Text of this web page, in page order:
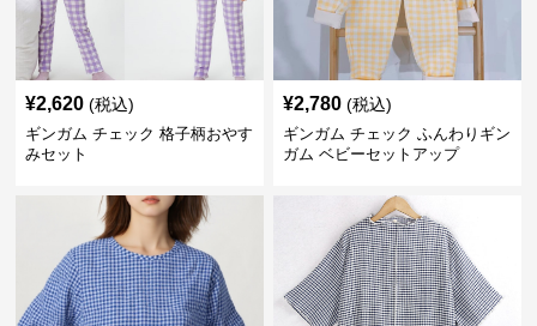
¥2,620 (税込)
ギンガム チェック 格子柄おやす
みセット
¥2,780 (税込)
ギンガム チェック ふんわりギン
ガム ベビーセットアップ